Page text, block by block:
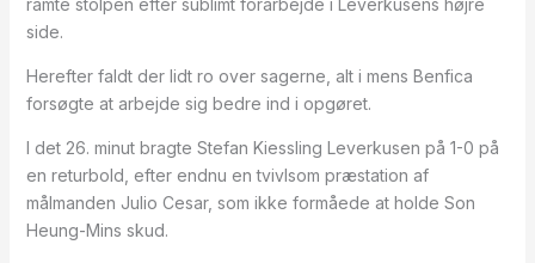
ramte stolpen efter sublimt forarbejde i Leverkusens højre
side.
Herefter faldt der lidt ro over sagerne, alt i mens Benfica
forsøgte at arbejde sig bedre ind i opgøret.
I det 26. minut bragte Stefan Kiessling Leverkusen på 1-0 på
en returbold, efter endnu en tvivlsom præstation af
målmanden Julio Cesar, som ikke formåede at holde Son
Heung-Mins skud.